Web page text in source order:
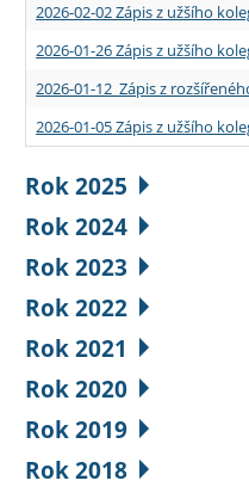
2026-02-02 Zápis z užšího
2026-01-26 Zápis z užšího
2026-01-12 Zápis z
2026-01-05 Zápis z užšího
Rok 2025
Rok 2024
Rok 2023
Rok 2022
Rok 2021
Rok 2020
Rok 2019
Rok 2018